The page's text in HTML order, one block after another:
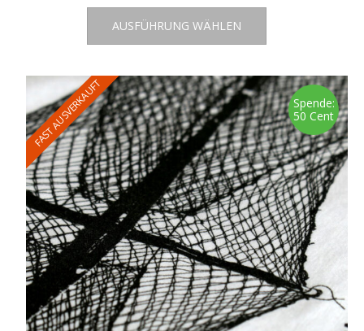
AUSFÜHRUNG WÄHLEN
Dieses
weist
Varianten
auf.
Die
Optionen
können
auf
der
Produktseite
gewählt
werden
Spende:
50 Cent
FAST AUSVERKAUFT